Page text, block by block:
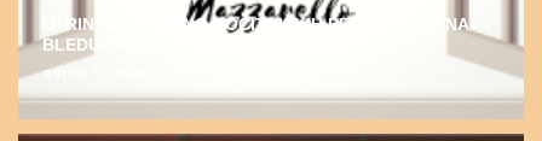
UTRINEK DUHOVNO-POČITNIŠKIH PROGRAMOV NA
BLEDU 2022
admin